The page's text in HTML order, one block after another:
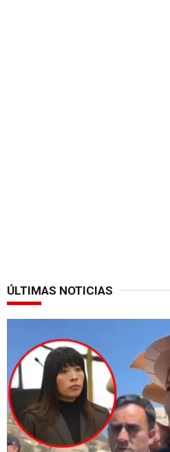
ÚLTIMAS NOTICIAS